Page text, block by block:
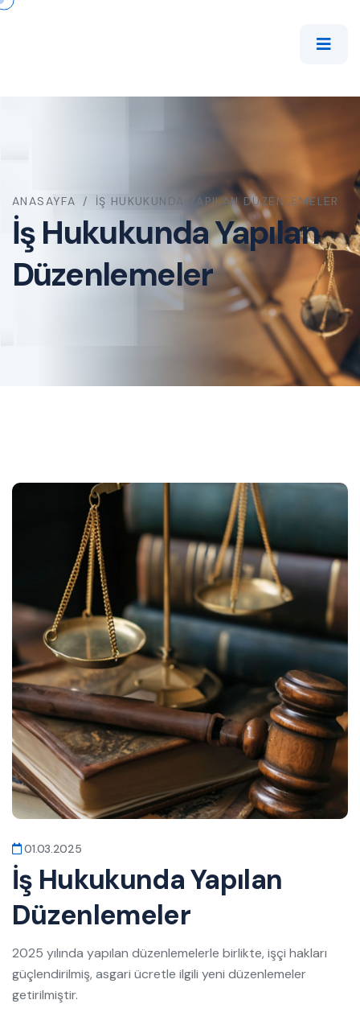
ANASAYFA / İŞ HUKUKUNDA YAPILAN DÜZENLEMELER
İş Hukukunda Yapılan
Düzenlemeler
01.03.2025
İş Hukukunda Yapılan
Düzenlemeler
2025 yılında yapılan düzenlemelerle birlikte, işçi hakları
güçlendirilmiş, asgari ücretle ilgili yeni düzenlemeler
getirilmiştir.